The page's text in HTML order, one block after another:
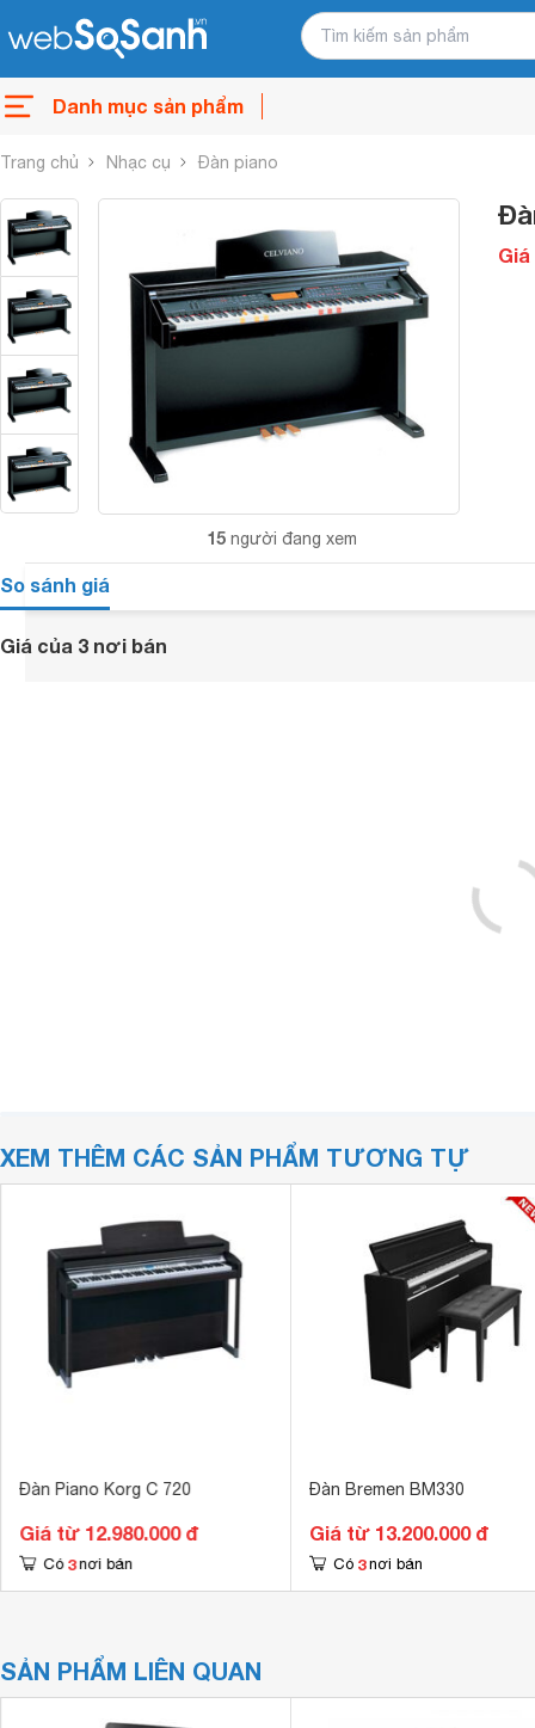
Danh mục sản phẩm
Trang chủ Nhạc cụ Đàn piano
15 người đang xem
Giá
So sánh giá
Giá của 3 nơi bán
XEM THÊM CÁC SẢN PHẨM TƯƠNG TỰ
Đàn Piano Korg C 720
Giá từ 12.980.000 đ
Có 3 nơi bán
Đàn Bremen BM330
Giá từ 13.200.000 đ
Có 3 nơi bán
SẢN PHẨM LIÊN QUAN